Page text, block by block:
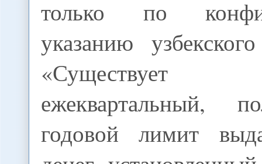
только по
указанию
«Существует
ежеквартальный,
годовой лимит